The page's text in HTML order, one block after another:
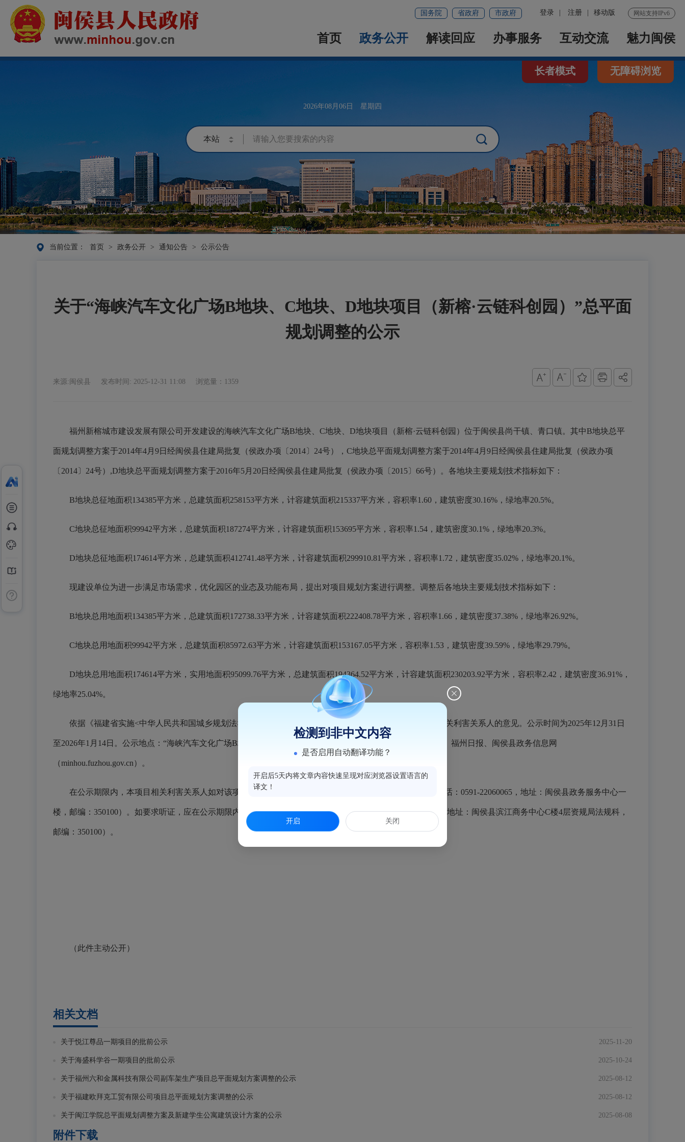
网站支持IPv6
登录 注册 移动版
国务院 省政府 市政府
首页 政务公开 解读回应 办事服务 互动交流 魅力闽侯
2026年08月06日 星期四
长者模式 无障碍浏览
当前位置： 首页 > 政务公开 > 通知公告 > 公示公告
关于“海峡汽车文化广场B地块、C地块、D地块项目（新榕·云链科创园）”总平面
规划调整的公示
来源:闽侯县 发布时间: 2025-12-31 11:08 浏览量：1359
福州新榕城市建设发展有限公司开发建设的海峡汽车文化广场B地块、C地块、D地块项目（新榕·云链科创园）位于闽侯县尚干镇、青口镇。其中B地块总平
面规划调整方案于2014年4月9日经闽侯县住建局批复（侯政办项〔2014〕24号），C地块总平面规划调整方案于2014年4月9日经闽侯县住建局批复（侯政办项
〔2014〕24号）,D地块总平面规划调整方案于2016年5月20日经闽侯县住建局批复（侯政办项〔2015〕66号）。各地块主要规划技术指标如下：
B地块总征地面积134385平方米，总建筑面积258153平方米，计容建筑面积215337平方米，容积率1.60，建筑密度30.16%，绿地率20.5%。
C地块总征地面积99942平方米，总建筑面积187274平方米，计容建筑面积153695平方米，容积率1.54，建筑密度30.1%，绿地率20.3%。
D地块总征地面积174614平方米，总建筑面积412741.48平方米，计容建筑面积299910.81平方米，容积率1.72，建筑密度35.02%，绿地率20.1%。
现建设单位为进一步满足市场需求，优化园区的业态及功能布局，提出对项目规划方案进行调整。调整后各地块主要规划技术指标如下：
B地块总用地面积134385平方米，总建筑面积172738.33平方米，计容建筑面积222408.78平方米，容积率1.66，建筑密度37.38%，绿地率26.92%。
C地块总用地面积99942平方米，总建筑面积85972.63平方米，计容建筑面积153167.05平方米，容积率1.53，建筑密度39.59%，绿地率29.79%。
D地块总用地面积174614平方米，实用地面积95099.76平方米，总建筑面积194364.52平方米，计容建筑面积230203.92平方米，容积率2.42，建筑密度36.91%，
绿地率25.04%。
依据《福建省实施<中华人民共和国城乡规划法>》第五十三条，现将调整前后的图纸进行公示，以征求相关利害关系人的意见。公示时间为2025年12月31日
至2026年1月14日。公示地点：“海峡汽车文化广场B地块、C地块、D地块项目（新榕·云链科创园）”项目现场、福州日报、闽侯县政务信息网
（minhou.fuzhou.gov.cn）。
在公示期限内，本项目相关利害关系人如对该项目调整有异议，可来电或来信向我局审批科反映（联系电话：0591-22060065，地址：闽侯县政务服务中心一
楼，邮编：350100）。如要求听证，应在公示期限内书面向我局法规科提出申请（联系电话：0591-22981316，地址：闽侯县滨江商务中心C楼4层资规局法规科，
邮编：350100）。
（此件主动公开）
相关文档
2025-11-20
关于悦江尊品一期项目的批前公示
2025-10-24
关于海盛科学谷一期项目的批前公示
2025-08-12
关于福州六和金属科技有限公司副车架生产项目总平面规划方案调整的公示
2025-08-12
关于福建欧拜克工贸有限公司项目总平面规划方案调整的公示
2025-08-08
关于闽江学院总平面规划调整方案及新建学生公寓建筑设计方案的公示
附件下载
检测到非中文内容
是否启用自动翻译功能？
开启后5天内将文章内容快速呈现对应浏览器设置语言的
译文！
开启 关闭